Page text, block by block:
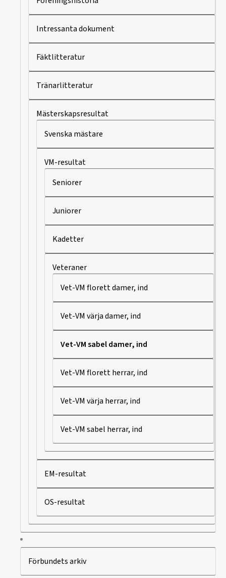
Intressanta dokument
Fäktlitteratur
Tränarlitteratur
Mästerskapsresultat
Svenska mästare
VM-resultat
Seniorer
Juniorer
Kadetter
Veteraner
Vet-VM florett damer, ind
Vet-VM värja damer, ind
Vet-VM sabel damer, ind
Vet-VM florett herrar, ind
Vet-VM värja herrar, ind
Vet-VM sabel herrar, ind
EM-resultat
OS-resultat
Förbundets arkiv